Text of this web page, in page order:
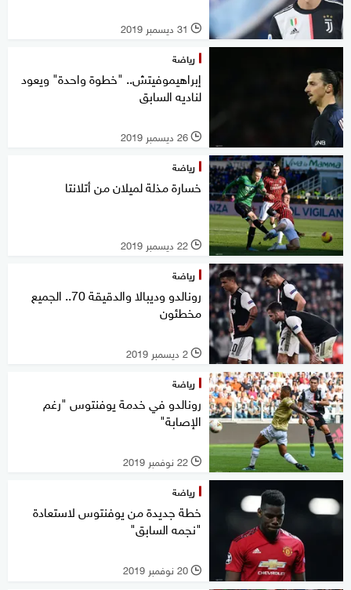
l 31 ديسمبر 2019
رياضة
إبراهيموفيتش.. "خطوة واحدة" ويعود
لناديه السابق
l 26 ديسمبر 2019
رياضة
خسارة مذلة لميلان من أتلانتا
l 22 ديسمبر 2019
رياضة
رونالدو وديبالا والدقيقة 70.. الجميع
مخطئون
l 2 ديسمبر 2019
رياضة
رونالدو في خدمة يوفنتوس "رغم
الإصابة"
l 22 نوفمبر 2019
رياضة
خطة جديدة من يوفنتوس لاستعادة
"نجمه السابق"
l 20 نوفمبر 2019